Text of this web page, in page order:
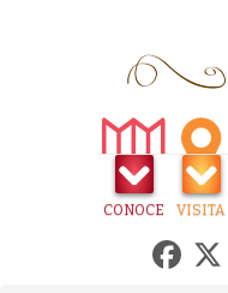
CONOCE VISITA